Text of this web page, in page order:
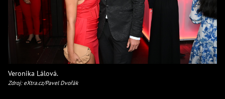
Veronika Lálová.
Zdroj: eXtra.cz/Pavel Dvořák